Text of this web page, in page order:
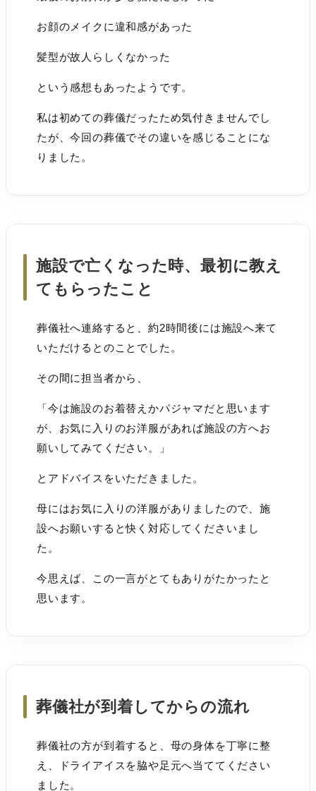
お顔のメイクに違和感があった
髪型が故人らしくなかった
という感想もあったようです。
私は初めての葬儀だったため気付きませんでし
たが、今回の葬儀でその違いを感じることにな
りました。
施設で亡くなった時、最初に教え
てもらったこと
葬儀社へ連絡すると、約2時間後には施設へ来て
いただけるとのことでした。
その間に担当者から、
「今は施設のお着替えかパジャマだと思います
が、お気に入りのお洋服があれば施設の方へお
願いしてみてください。」
とアドバイスをいただきました。
母にはお気に入りの洋服がありましたので、施
設へお願いすると快く対応してくださいまし
た。
今思えば、この一言がとてもありがたかったと
思います。
葬儀社が到着してからの流れ
葬儀社の方が到着すると、母の身体を丁寧に整
え、ドライアイスを脇や足元へ当ててください
ました。